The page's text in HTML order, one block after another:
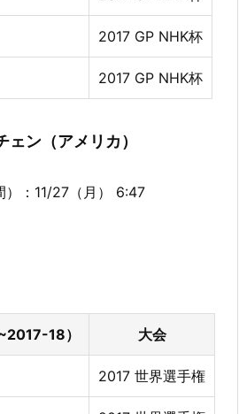
2017 GP NHK杯
2017 GP NHK杯
ン（アメリカ）
）：11/27（月） 6:47
18） 大会
2017 世界選手権